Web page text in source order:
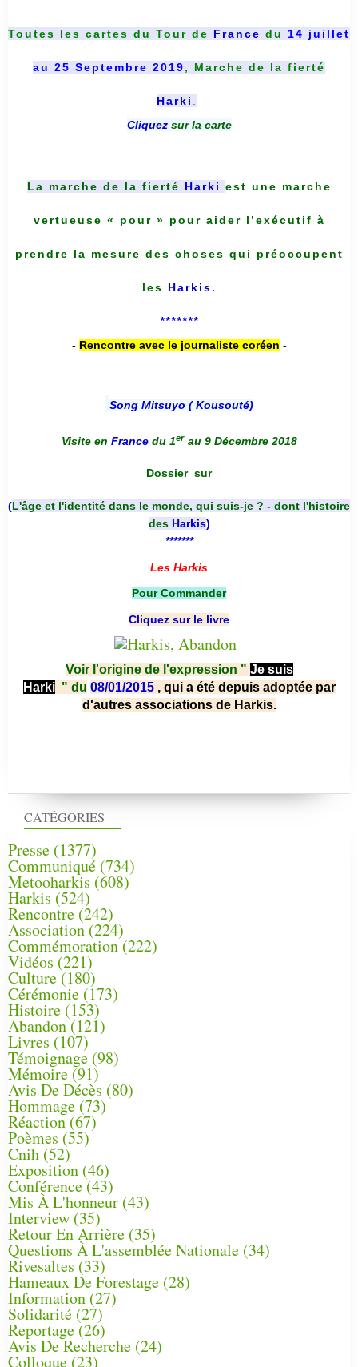
CATÉGORIES
Presse (1377)
Communiqué (734)
Metooharkis (608)
Harkis (524)
Rencontre (242)
Association (224)
Commémoration(222)
Vidéos (221)
Culture(180)
Cérémonie (173)
Histoire (153)
Abandon(121)
Livres (107)
Témoignage (98)
Mémoire (91)
Avis De Décès (80)
Hommage (73)
Réaction(67)
Poèmes (55)
Cnih (52)
Exposition (46)
Conférence(43)
Mis À L'honneur (43)
Interview (35)
Retour En Arrière (35)
Questions À L'assemblée Nationale (34)
Rivesaltes (33)
Hameaux De Forestage (28)
Information (27)
Solidarité (27)
Reportage(26)
Avis De Recherche (24)
Colloque (23)
Toutes les cartes du Tour de France du 14 juillet
au 25 Septembre 2019, Marche de la fierté
Harki
Cliquez sur la carte
La marche de la fierté Harki est une marche
vertueuse « pour » pour aider l’exécutif à
prendre la mesure des choses qui préoccupent
les Harkis.
*******
- Rencontre avec le journaliste coréen -
Song Mitsuyo ( Kousouté)
Visite en France du 1er au 9 Décembre 2018
Dossier sur
(L'âge et l'identité dans le monde, qui suis-je ? - dont l'histoire
des Harkis)
*******
Les Harkis
Pour Commander
Cliquez sur le livre
Voir l'origine de l'expression " Je suis
Harki " du 08/01/2015 , qui a été depuis adoptée par
d'autres associations de Harkis.